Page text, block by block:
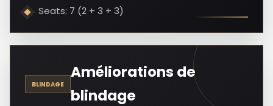
Seats: 7 (2 + 3 + 3)
BLINDAGE
Améliorations de
blindage